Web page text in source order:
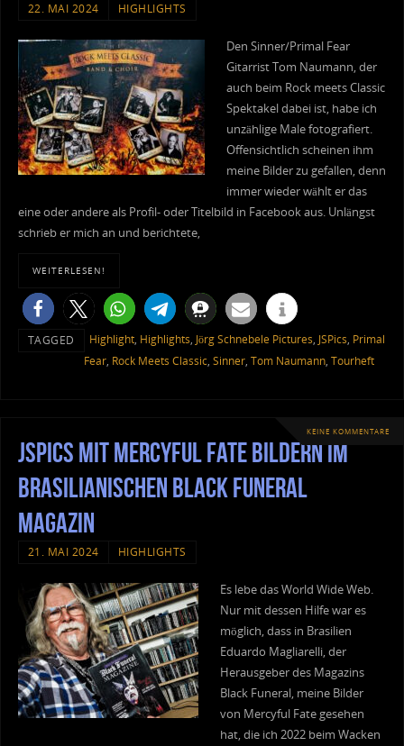
22. MAI 2024 HIGHLIGHTS
Den Sinner/Primal Fear
Gitarrist Tom Naumann, der
auch beim Rock meets Classic
Spektakel dabei ist, habe ich
unzählige Male fotografiert.
Offensichtlich scheinen ihm
meine Bilder zu gefallen, denn
immer wieder wählt er das
eine oder andere als Profil- oder Titelbild in Facebook aus. Unlängst
schrieb er mich an und berichtete,
WEITERLESEN!
TAGGED Highlight, Highlights, Jörg Schnebele Pictures, JSPics, Primal
Fear, Rock Meets Classic, Sinner, Tom Naumann, Tourheft
KEINE KOMMENTARE
JSPics mit Mercyful Fate Bildern im
brasilianischen Black Funeral
Magazin
21. MAI 2024 HIGHLIGHTS
Es lebe das World Wide Web.
Nur mit dessen Hilfe war es
möglich, dass in Brasilien
Eduardo Magliarelli, der
Herausgeber des Magazins
Black Funeral, meine Bilder
von Mercyful Fate gesehen
hat, die ich 2022 beim Wacken